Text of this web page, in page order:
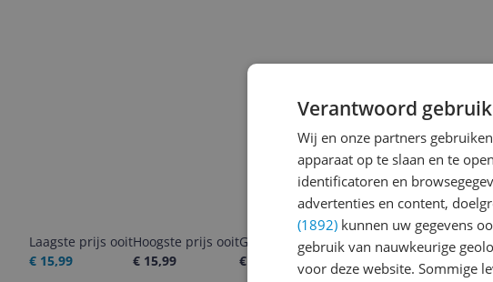
Laagste prijs ooit
€ 15,99
Hoogste prijs ooit
€ 15,99
Goedkoopste nu
€ 15,99
Laatste prijsupdate
08-08-2026
Verantwoord
Wij en onze partners
apparaat op te slaan en te
identificatoren en
advertenties en content,
(1892) kunnen uw gegevens
gebruik van nauwkeurige
voor deze website. Sommige